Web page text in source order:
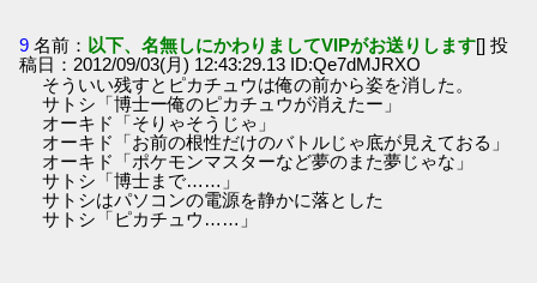
9 名前： 以下、名無しにかわりましてVIPがお送りします[] 投
稿日：2012/09/03(月) 12:43:29.13 ID:Qe7dMJRXO
そういい残すとピカチュウは俺の前から姿を消した。
サトシ「博士ー俺のピカチュウが消えたー」
オーキド「そりゃそうじゃ」
オーキド「お前の根性だけのバトルじゃ底が見えておる」
オーキド「ポケモンマスターなど夢のまた夢じゃな」
サトシ「博士まで……」
サトシはパソコンの電源を静かに落とした
サトシ「ピカチュウ……」